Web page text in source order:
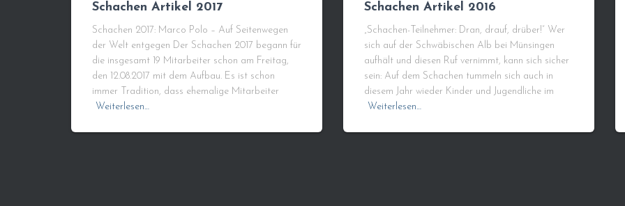
Schachen Artikel 2017
Schachen 2017: Marco Polo – Auf Seitenwegen
der Welt entgegen Der Schachen 2017 begann für
die insgesamt 19 Mitarbeiter schon am Freitag,
den 12.08.2017 mit dem Aufbau. Es ist schon
immer Tradition, dass ehemalige Mitarbeiter
Weiterlesen…
Schachen Artikel 2016
„Schachen-Teilnehmer: Dran, drauf, drüber!“ Wer
sich auf der Schwäbischen Alb bei Münsingen
aufhält und diesen Ruf vernimmt, kann sich sicher
sein: Auf dem Schachen tummeln sich auch in
diesem Jahr wieder Kinder und Jugendliche im
Weiterlesen…